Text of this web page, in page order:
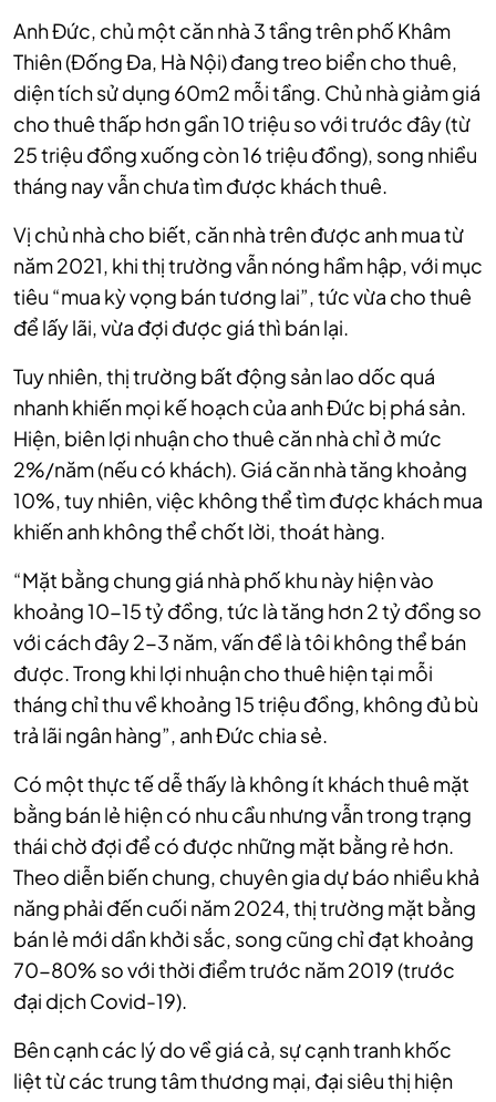
Anh Đức, chủ một căn nhà 3 tầng trên phố Khâm
Thiên (Đống Đa, Hà Nội) đang treo biển cho thuê,
diện tích sử dụng 60m2 mỗi tầng. Chủ nhà giảm giá
cho thuê thấp hơn gần 10 triệu so với trước đây (từ
25 triệu đồng xuống còn 16 triệu đồng), song nhiều
tháng nay vẫn chưa tìm được khách thuê.
Vị chủ nhà cho biết, căn nhà trên được anh mua từ
năm 2021, khi thị trường vẫn nóng hầm hập, với mục
tiêu “mua kỳ vọng bán tương lai”, tức vừa cho thuê
để lấy lãi, vừa đợi được giá thì bán lại.
Tuy nhiên, thị trường bất động sản lao dốc quá
nhanh khiến mọi kế hoạch của anh Đức bị phá sản.
Hiện, biên lợi nhuận cho thuê căn nhà chỉ ở mức
2%/năm (nếu có khách). Giá căn nhà tăng khoảng
10%, tuy nhiên, việc không thể tìm được khách mua
khiến anh không thể chốt lời, thoát hàng.
“Mặt bằng chung giá nhà phố khu này hiện vào
khoảng 10-15 tỷ đồng, tức là tăng hơn 2 tỷ đồng so
với cách đây 2-3 năm, vấn đề là tôi không thể bán
được. Trong khi lợi nhuận cho thuê hiện tại mỗi
tháng chỉ thu về khoảng 15 triệu đồng, không đủ bù
trả lãi ngân hàng”, anh Đức chia sẻ.
Có một thực tế dễ thấy là không ít khách thuê mặt
bằng bán lẻ hiện có nhu cầu nhưng vẫn trong trạng
thái chờ đợi để có được những mặt bằng rẻ hơn.
Theo diễn biến chung, chuyên gia dự báo nhiều khả
năng phải đến cuối năm 2024, thị trường mặt bằng
bán lẻ mới dần khởi sắc, song cũng chỉ đạt khoảng
70-80% so với thời điểm trước năm 2019 (trước
đại dịch Covid-19).
Bên cạnh các lý do về giá cả, sự cạnh tranh khốc
liệt từ các trung tâm thương mại, đại siêu thị hiện